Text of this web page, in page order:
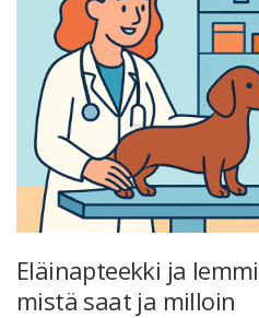
Eläinapteekki ja
mistä saat ja milloin